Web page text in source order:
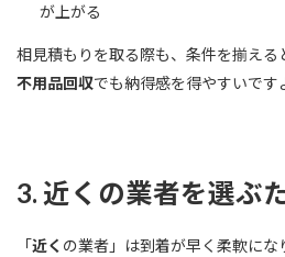
が上がる
相見積もりを取る際も、条件を揃える
不用品回収でも納得感を得やすいです
3. 近くの業者を選ぶ
「近く の業者」は到着が早く柔軟にな